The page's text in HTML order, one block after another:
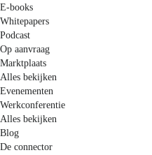
E-books
Whitepapers
Podcast
Op aanvraag
Marktplaats
Alles bekijken
Evenementen
Werkconferentie
Alles bekijken
Blog
De connector